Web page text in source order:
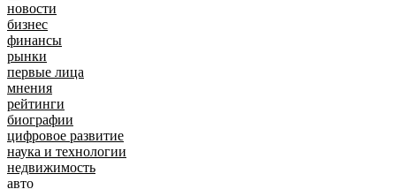
новости
бизнес
финансы
рынки
первые лица
мнения
рейтинги
биографии
цифровое развитие
наука и технологии
недвижимость
авто